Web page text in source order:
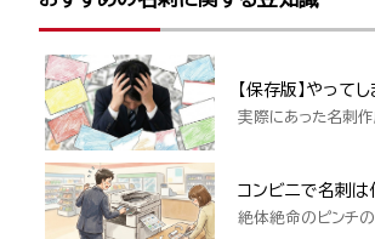
【保存版】やっ
実際にあった名刺作
コンビニで名刺は
絶体絶命のピンチ